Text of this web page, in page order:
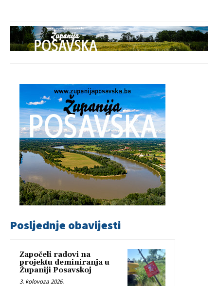
Posljednje obavijesti
Započeli radovi na
projektu deminiranja u
Županiji Posavskoj
3. kolovoza 2026.